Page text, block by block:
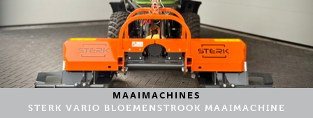
MAAIMACHINES
STERK VARIO BLOEMENSTROOK MAAIMACHINE